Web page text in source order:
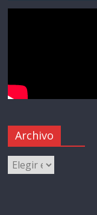
Archivo